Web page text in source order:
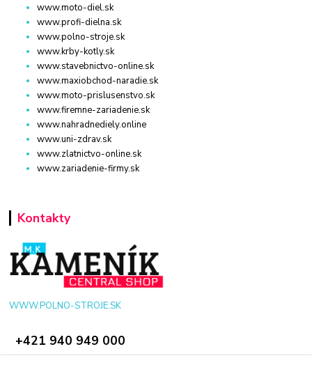
www.moto-diel.sk
www.profi-dielna.sk
www.polno-stroje.sk
www.krby-kotly.sk
www.stavebnictvo-online.sk
www.maxiobchod-naradie.sk
www.moto-prislusenstvo.sk
www.firemne-zariadenie.sk
www.nahradnediely.online
www.uni-zdrav.sk
www.zlatnictvo-online.sk
www.zariadenie-firmy.sk
Kontakty
WWW.POLNO-STROJE.SK
+421 940 949 000